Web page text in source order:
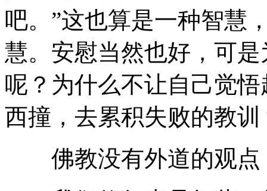
吧。”这也算是一种智慧
慧。安慰当然也好，可
呢？为什么不让自己觉
西撞，去累积失败的教训
佛教没有外道的观点